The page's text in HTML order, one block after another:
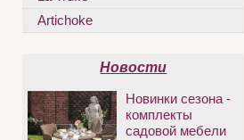
Artichoke
Новости
Новинки сезона -
комплекты
садовой мебели